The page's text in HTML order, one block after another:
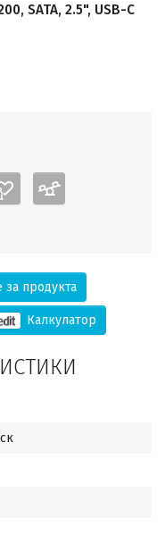
SATA, 2.5", USB-C
за продукта
Калкулатор